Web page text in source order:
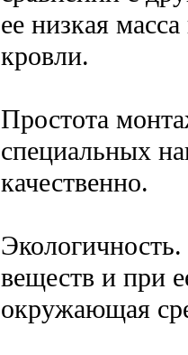
ее низкая
кровли.
Простота
специальных
качественно.
веществ и при
окружающая